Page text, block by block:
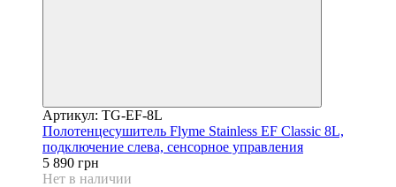
Артикул: TG-EF-8L
Полотенцесушитель Flyme Stainless EF Classic 8L,
подключение слева, сенсорное управления
5 890 грн
Нет в наличии